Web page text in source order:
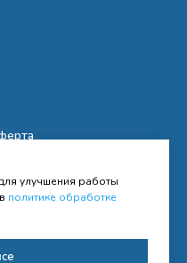
на получение
улучшения работы
политике обработке